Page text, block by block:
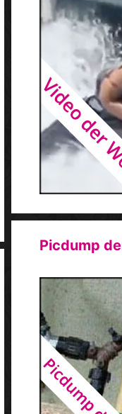
Picdump